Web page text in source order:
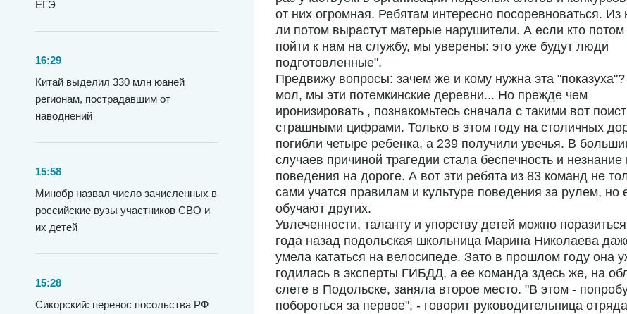
ЕГЭ
16:29
Китай выделил 330 млн юаней
регионам, пострадавшим от
наводнений
15:58
Минобр назвал число зачисленных в
российские вузы участников СВО и
их детей
15:28
Сикорский: перенос посольства РФ
от них огромная. Ребятам интересно посоревноваться. Из
ли потом вырастут матерые нарушители. А если кто
пойти к нам на службу, мы уверены: это уже будут люди
подготовленные".
Предвижу вопросы: зачем же и кому нужна эта
мол, мы эти потемкинские деревни... Но прежде чем
иронизировать , познакомьтесь сначала с такими вот
страшными цифрами. Только в этом году на столичных
погибли четыре ребенка, а 239 получили увечья. В
случаев причиной трагедии стала беспечность и незнание
поведения на дороге. А вот эти ребята из 83 команд не
сами учатся правилам и культуре поведения за рулем, но
обучают других.
Увлеченности, таланту и упорству детей можно
года назад подольская школьница Марина Николаева
умела кататься на велосипеде. Зато в прошлом году она
годилась в эксперты ГИБДД, а ее команда здесь же, на
слете в Подольске, заняла второе место. "В этом -
побороться за первое", - говорит руководительница